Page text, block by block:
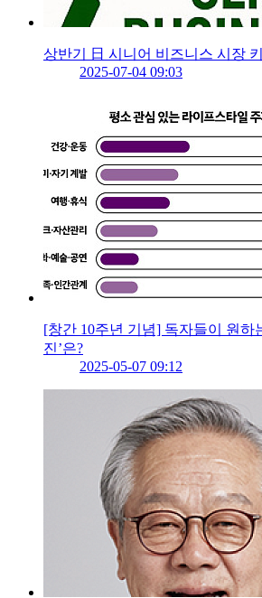
상반기 日 시니어 비즈니스 시장
2025-07-04 09:03
[창간 10주년 기념] 독자들이 원하
진’은?
2025-05-07 09:12